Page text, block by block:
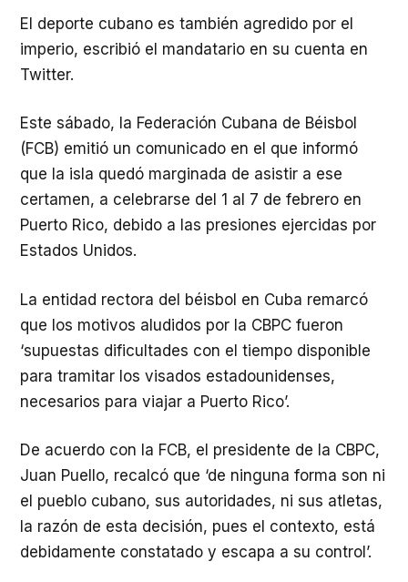
El deporte cubano es también agredido por el
imperio, escribió el mandatario en su cuenta en
Twitter.
Este sábado, la Federación Cubana de Béisbol
(FCB) emitió un comunicado en el que informó
que la isla quedó marginada de asistir a ese
certamen, a celebrarse del 1 al 7 de febrero en
Puerto Rico, debido a las presiones ejercidas por
Estados Unidos.
La entidad rectora del béisbol en Cuba remarcó
que los motivos aludidos por la CBPC fueron
‘supuestas dificultades con el tiempo disponible
para tramitar los visados estadounidenses,
necesarios para viajar a Puerto Rico’.
De acuerdo con la FCB, el presidente de la CBPC,
Juan Puello, recalcó que ‘de ninguna forma son ni
el pueblo cubano, sus autoridades, ni sus atletas,
la razón de esta decisión, pues el contexto, está
debidamente constatado y escapa a su control’.